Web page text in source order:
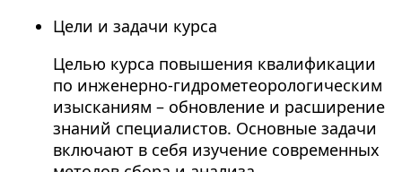
Цели и задачи курса
Целью курса повышения квалификации
по инженерно-гидрометеорологическим
изысканиям – обновление и расширение
знаний специалистов. Основные задачи
включают в себя изучение современных